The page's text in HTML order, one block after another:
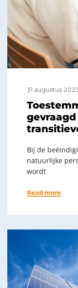
31 augustus
Bij de
natuurlijke
wordt
Read more